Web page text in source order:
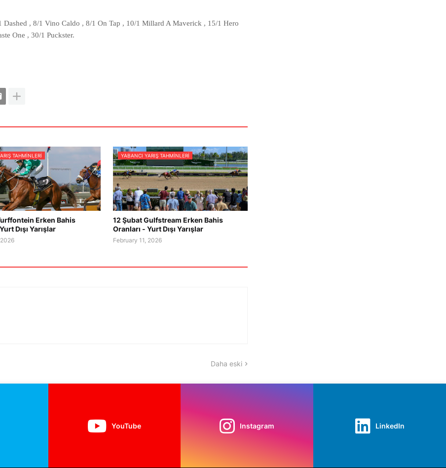
, 8/1 Vino Caldo , 8/1 On Tap , 10/1 Millard A Maverick , 15/1 Hero
One , 30/1 Puckster.
TAHMINLERI
Erken Bahis
Dışı Yarışlar
YABANCI YARIŞ TAHMINLERI
12 Şubat Gulfstream Erken Bahis
Oranları - Yurt Dışı Yarışlar
February 11, 2026
Daha eski
YouTube Instagram LinkedIn